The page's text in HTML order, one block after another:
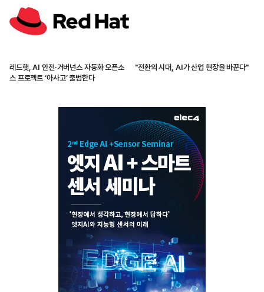
레드햇, AI 안전·거버넌스 자동화 오픈소
스 프로젝트 ‘아사고’ 출범한다
"전환의 시대, AI가 산업 현장을 바꾼다"